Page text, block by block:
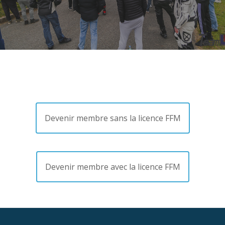
Devenir membre sans la licence FFM
Devenir membre avec la licence FFM